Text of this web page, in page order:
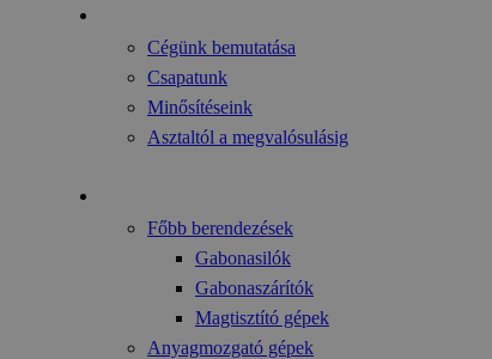
Cégünk bemutatása
Csapatunk
Minősítéseink
Asztaltól a megvalósulásig
Főbb berendezések
Gabonasilók
Gabonaszárítók
Magtisztító gépek
Anyagmozgató gépek